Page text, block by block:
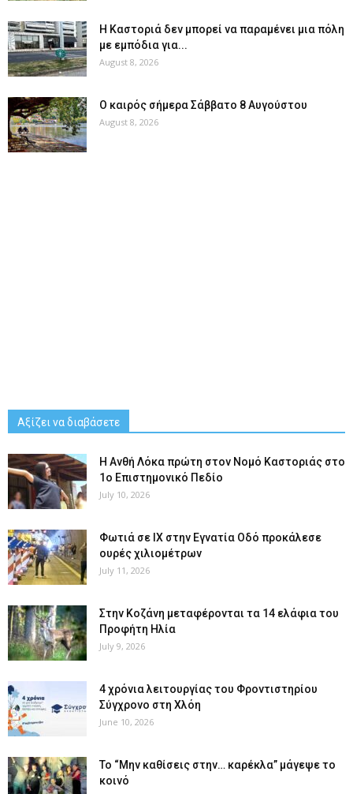
Η Καστοριά δεν μπορεί να παραμένει μια πόλη
με εμπόδια για...
August 8, 2026
Ο καιρός σήμερα Σάββατο 8 Αυγούστου
August 8, 2026
Αξίζει να διαβάσετε
Η Ανθή Λόκα πρώτη στον Νομό Καστοριάς στο
1ο Επιστημονικό Πεδίο
July 10, 2026
Φωτιά σε ΙΧ στην Εγνατία Οδό προκάλεσε
ουρές χιλιομέτρων
July 11, 2026
Στην Κοζάνη μεταφέρονται τα 14 ελάφια του
Προφήτη Ηλία
July 9, 2026
4 χρόνια λειτουργίας του Φροντιστηρίου
Σύγχρονο στη Χλόη
June 10, 2026
Το “Μην καθίσεις στην… καρέκλα” μάγεψε το
κοινό